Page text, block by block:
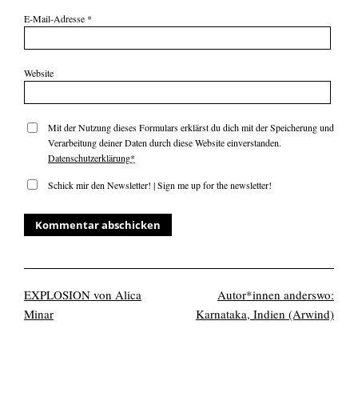
E-Mail-Adresse *
Website
Mit der Nutzung dieses Formulars erklärst du dich mit der Speicherung und
Verarbeitung deiner Daten durch diese Website einverstanden.
Datenschutzerklärung*
Schick mir den Newsletter! | Sign me up for the newsletter!
EXPLOSION von Alica
Minar
Autor*innen anderswo:
Karnataka, Indien (Arwind)